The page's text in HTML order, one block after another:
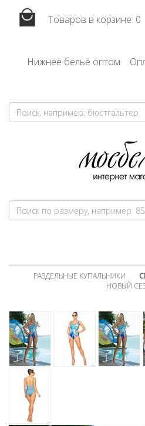
Товаров в корзине: 0
Нижнее бельё оптом
РАЗДЕЛЬНЫЕ КУПАЛЬНИКИ
НОВЫЙ